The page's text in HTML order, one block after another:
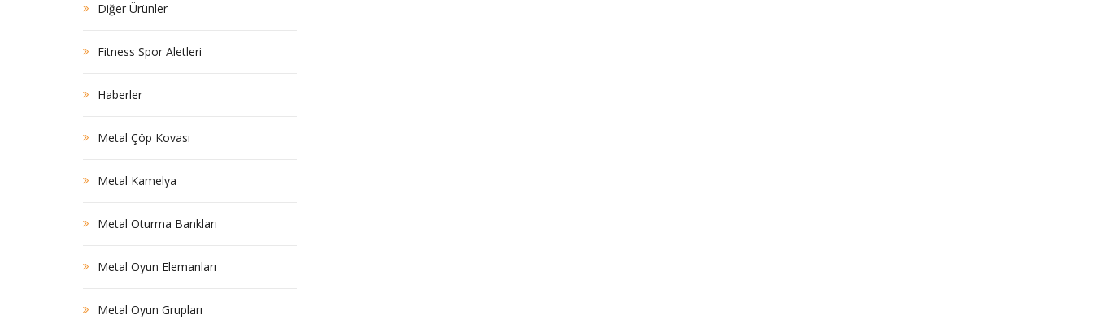
Diğer Ürünler
Fitness Spor Aletleri
Haberler
Metal Çöp Kovası
Metal Kamelya
Metal Oturma Bankları
Metal Oyun Elemanları
Metal Oyun Grupları